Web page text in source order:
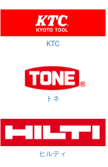
KTC
トネ
ヒルティ